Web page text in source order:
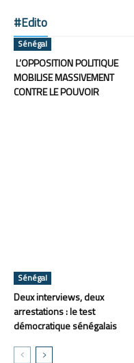
#Edito
Sénégal
L’OPPOSITION POLITIQUE
MOBILISE MASSIVEMENT
CONTRE LE POUVOIR
Sénégal
Deux interviews, deux
arrestations : le test
démocratique sénégalais